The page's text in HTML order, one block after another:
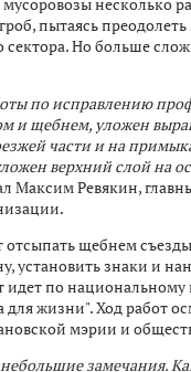
пытаясь
сектора. Но больше
по исправлению
и щебнем, уложен
части и на
верхний слой на
Максим Ревякин,
отсыпать щебнем
установить знаки и
идет по национальному
для жизни". Ход работ
мэрии и
замечания.